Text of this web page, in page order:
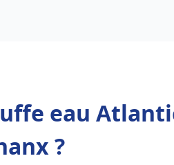
eau
?